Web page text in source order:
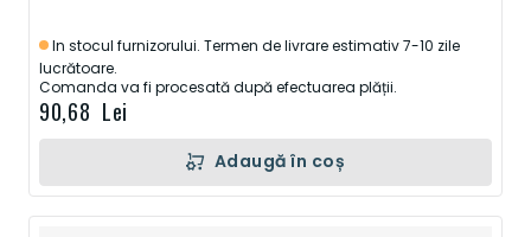
In stocul furnizorului. Termen de livrare estimativ 7-10 zile
lucrătoare.
Comanda va fi procesată după efectuarea plății.
90,68 Lei
Adaugă în coș